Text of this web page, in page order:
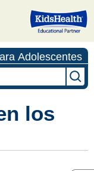
Adolescentes
los